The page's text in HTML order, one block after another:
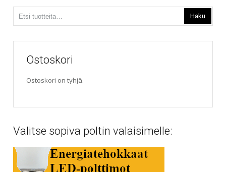
sivulla.
Haku
Ostoskori
Ostoskori on tyhjä.
Valitse sopiva poltin valaisimelle: